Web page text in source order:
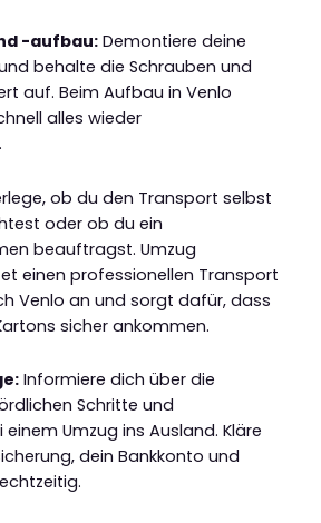
-aufbau: Demontiere deine
behalte die Schrauben und
auf. Beim Aufbau in Venlo
alles wieder
ob du den Transport selbst
oder ob du ein
beauftragst. Umzug
einen professionellen Transport
Venlo an und sorgt dafür, dass
sicher ankommen.
Informiere dich über die
Schritte und
Umzug ins Ausland. Kläre
dein Bankkonto und